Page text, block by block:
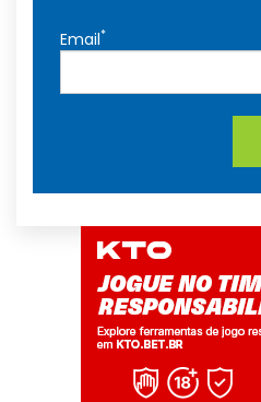
Email*